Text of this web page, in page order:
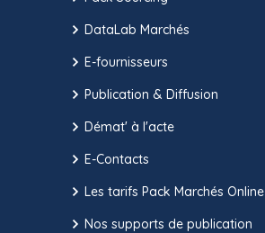
DataLab Marchés
E-fournisseurs
Publication & Diffusion
Démat' à l'acte
E-Contacts
Les tarifs Pack Marchés Online
Nos supports de publication